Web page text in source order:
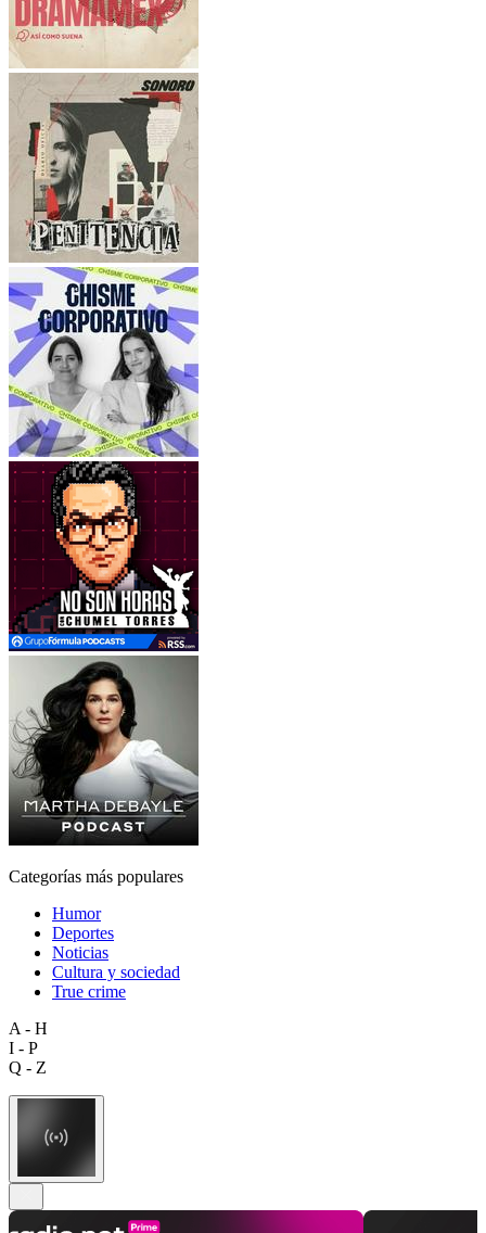
Categorías más populares
Humor
Deportes
Noticias
Cultura y sociedad
True crime
A - H
I - P
Q - Z